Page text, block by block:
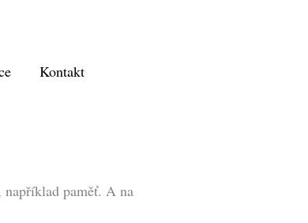
Kontakt
například paměť. A na